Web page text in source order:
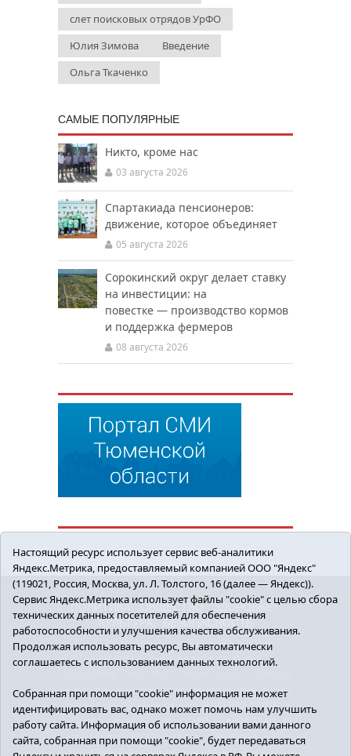
слет поисковых отрядов УрФО
Юлия Зимова
Введение
Ольга Ткаченко
САМЫЕ ПОПУЛЯРНЫЕ
Никто, кроме нас
03 августа 2026
Спартакиада пенсионеров:
движение, которое объединяет
05 августа 2026
Сорокинский округ делает ставку
на инвестиции: на
повестке — производство кормов
и поддержка фермеров
08 августа 2026
ПОЛИТИКА ОБЩЕСТВО
ЗДОРОВЬЕ
КУЛЬТУРА
БЕЗОПАСНОСТЬ
16+ © 2018 Сорокинский район в деталях.
Новости Сорокинского района
редактор - Королюк Елена Анатольевна, e-mail:
znamenka@inbox.ru, тел.: 8(34550)2-27-30
Регистрационный номер СМИ Эл №ФС77-69142
от 24 марта 2017 г., выданное Федеральной
службой по надзору в сфере связи,
Настоящий ресурс использует сервис веб-аналитики
Яндекс.Метрика, предоставляемый компанией ООО "Яндекс"
(119021, Россия, Москва, ул. Л. Толстого, 16 (далее — Яндекс)).
Сервис Яндекс.Метрика использует файлы "cookie" с целью сбора
технических данных посетителей для обеспечения
работоспособности и улучшения качества обслуживания.
Продолжая использовать ресурс, Вы автоматически
соглашаетесь с использованием данных технологий.
Собранная при помощи "cookie" информация не может
идентифицировать вас, однако может помочь нам улучшить
работу сайта. Информация об использовании вами данного
сайта, собранная при помощи "cookie", будет передаваться